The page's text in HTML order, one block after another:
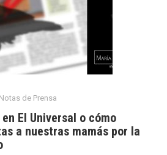
Notas de Prensa
El Universal o cómo
a nuestras mamás por la